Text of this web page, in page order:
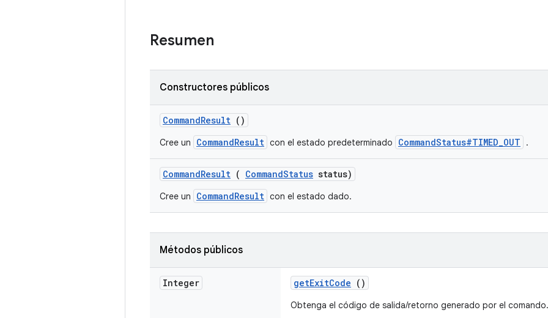
Resumen
Constructores públicos
CommandResult ()
Cree un CommandResult con el estado predeterminado CommandStatus#TIMED_OUT .
CommandResult ( CommandStatus status)
Cree un CommandResult con el estado dado.
Métodos públicos
Integer getExitCode ()
Obtenga el código de salida/retorno generado por el comando.